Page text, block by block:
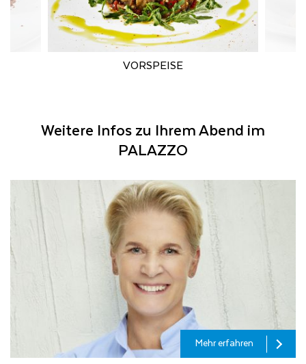
VORSPEISE
Weitere Infos zu Ihrem Abend im
PALAZZO
Mehr erfahren